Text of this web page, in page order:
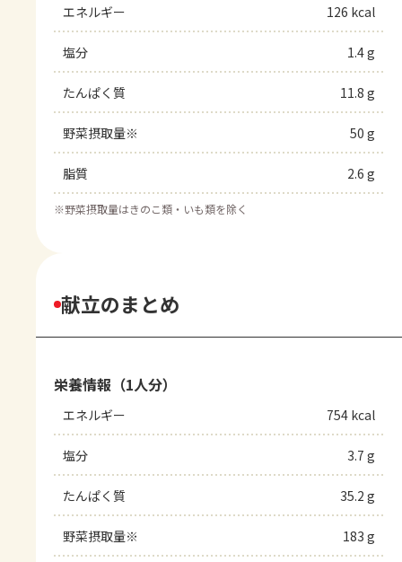
エネルギー 126 kcal
塩分 1.4 g
たんぱく質 11.8 g
野菜摂取量※ 50 g
脂質 2.6 g
※野菜摂取量はきのこ類・いも類を除く
献立のまとめ
栄養情報（1人分）
エネルギー 754 kcal
塩分 3.7 g
たんぱく質 35.2 g
野菜摂取量※ 183 g